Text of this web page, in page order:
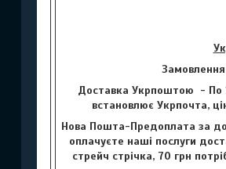
Доставка Укрпоштою - По
встановлює Укрпочта,
Нова Пошта-Предоплата за
оплачуєте наші послуги
стрейч стрічка, 70 грн